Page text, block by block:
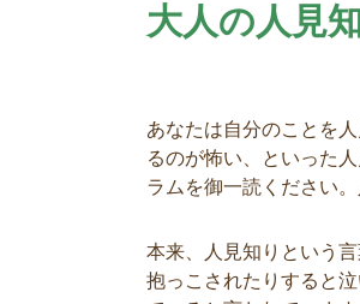
大人の人見
あなたは自分のことを
るのが怖い、といった
ラムを御一読ください
本来、人見知りという
抱っこされたりすると